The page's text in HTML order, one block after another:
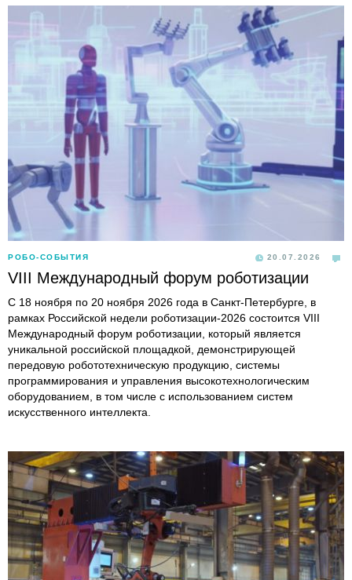
РОБО-СОБЫТИЯ 20.07.2026
VIII Международный форум роботизации
С 18 ноября по 20 ноября 2026 года в Санкт-Петербурге, в
рамках Российской недели роботизации-2026 состоится VIII
Международный форум роботизации, который является
уникальной российской площадкой, демонстрирующей
передовую робототехническую продукцию, системы
программирования и управления высокотехнологическим
оборудованием, в том числе с использованием систем
искусственного интеллекта.